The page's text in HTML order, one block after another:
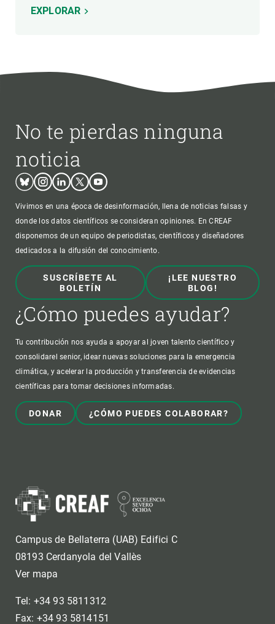
EXPLORAR
No te pierdas ninguna
noticia
BlueskyInstagram
LinkedinTwitterYoutube
Vivimos en una época de desinformación, llena de noticias falsas y
donde los datos científicos se consideran opiniones. En CREAF
disponemos de un equipo de periodistas, científicos y diseñadores
dedicados a la difusión del conocimiento.
SUSCRÍBETE AL
BOLETÍN
¡LEE NUESTRO
BLOG!
¿Cómo puedes ayudar?
Tu contribución nos ayuda a apoyar al joven talento científico y
consolidarel senior, idear nuevas soluciones para la emergencia
climática, y acelerar la producción y transferencia de evidencias
científicas para tomar decisiones informadas.
DONAR ¿CÓMO PUEDES COLABORAR?
Campus de Bellaterra (UAB) Edifici C
08193 Cerdanyola del Vallès
Ver mapa
Tel: +34 93 5811312
Fax: +34 93 5814151